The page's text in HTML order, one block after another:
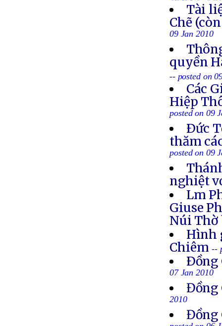
Tài
Chẽ
09 Jan 2010
quyền
-- posted on
Các
Hiệp
posted on 09
Ðức
thăm
posted on 09
nghiệt
Lm
Giuse
Núi Thờ
Hình
Chiêm --
Ðồng
07 Jan 2010
Đồng
2010
Đồng